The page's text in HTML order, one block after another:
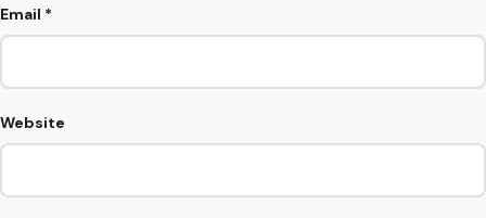
Email *
Website